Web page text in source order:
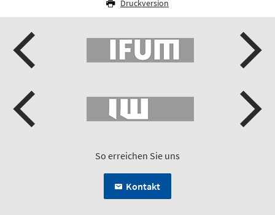
Druckversion
So erreichen Sie uns
Kontakt